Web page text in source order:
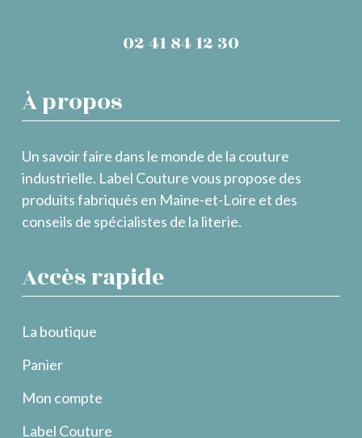
02 41 84 12 30
À propos
Un savoir faire dans le monde de la couture
industrielle. Label Couture vous propose des
produits fabriqués en Maine-et-Loire et des
conseils de spécialistes de la literie.
Accès rapide
La boutique
Panier
Mon compte
Label Couture